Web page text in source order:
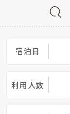
宿泊日
利用人数